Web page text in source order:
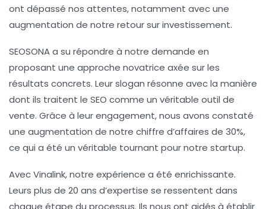
ont dépassé nos attentes, notamment avec une
augmentation de notre retour sur investissement.
SEOSONAa su répondre à notre demande en
proposant une approche novatrice axée sur les
résultats concrets. Leur slogan résonne avec la manière
dont ils traitent le SEO comme un véritable outil de
vente. Grâce à leur engagement, nous avons constaté
une augmentation de notre chiffre d’affaires de 30%,
ce qui a été un véritable tournant pour notre startup.
AvecVinalink, notre expérience a été enrichissante.
Leurs plus de 20 ans d’expertise se ressentent dans
chaque étape du processus. Ils nous ont aidés à établir